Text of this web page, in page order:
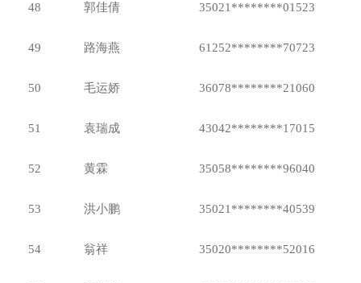
48 郭佳倩 35021********01523
49 路海燕 61252********70723
50 毛运娇 36078********21060
51 袁瑞成 43042********17015
52 黄霖 35058********96040
53 洪小鹏 35021********40539
54 翁祥 35020********52016